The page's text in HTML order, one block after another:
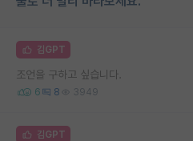
김GPT
조언을 구하고 싶습니다.
6 8 3949
김GPT